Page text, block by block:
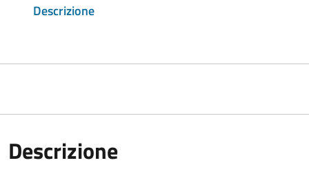
Descrizione
Descrizione